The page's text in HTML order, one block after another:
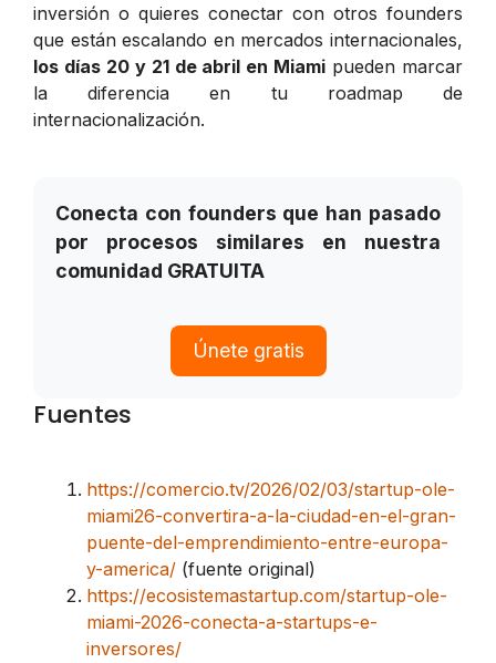
inversión o quieres conectar con otros founders
que están escalando en mercados internacionales,
los días 20 y 21 de abril en Miami pueden marcar
la diferencia en tu roadmap de
internacionalización.
Conecta con founders que han pasado
por procesos similares en nuestra
comunidad GRATUITA
Únete gratis
Fuentes
https://comercio.tv/2026/02/03/startup-ole-
miami26-convertira-a-la-ciudad-en-el-gran-
puente-del-emprendimiento-entre-europa-
y-america/ (fuente original)
https://ecosistemastartup.com/startup-ole-
miami-2026-conecta-a-startups-e-
inversores/